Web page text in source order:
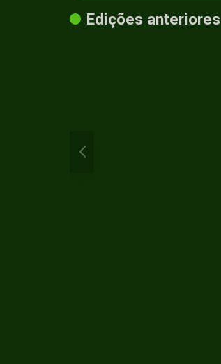
Edições anteriores